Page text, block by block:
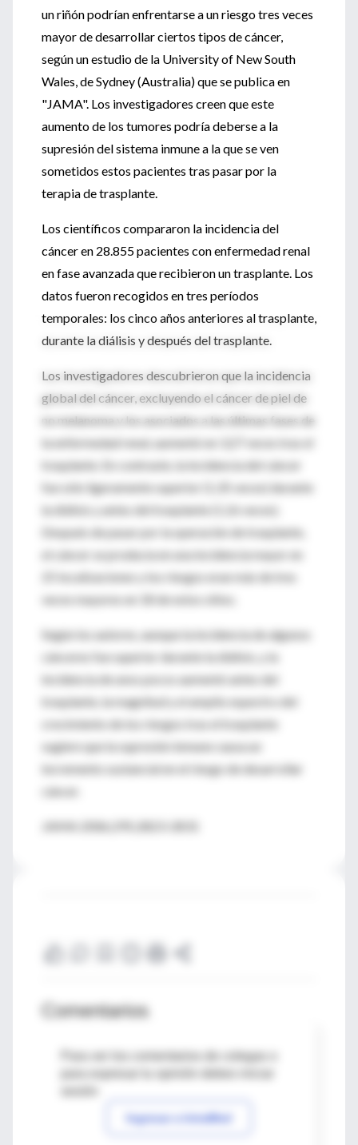
un riñón podrían enfrentarse a un riesgo tres veces
mayor de desarrollar ciertos tipos de cáncer,
según un estudio de la University of New South
Wales, de Sydney (Australia) que se publica en
"JAMA". Los investigadores creen que este
aumento de los tumores podría deberse a la
supresión del sistema inmune a la que se ven
sometidos estos pacientes tras pasar por la
terapia de trasplante.
Los científicos compararon la incidencia del
cáncer en 28.855 pacientes con enfermedad renal
en fase avanzada que recibieron un trasplante. Los
datos fueron recogidos en tres períodos
temporales: los cinco años anteriores al trasplante,
durante la diálisis y después del trasplante.
Los investigadores descubrieron que la incidencia
global del cáncer, excluyendo el cáncer de piel de
no melanoma y los asociados a las últimas fases de
la enfermedad renal, aumentó en 3,27 veces tras el
trasplante. En contraste, la incidencia del cáncer
fue sólo ligeramente superior (1,35 veces) durante
la diálisis y antes del trasplante (1,16 veces).
Después de pasar por la operación de trasplante,
el cáncer se producía en una incidencia mayor en
25 localizaciones y los riesgos eran más de tres
veces mayores en 18 de estos sitios.
Según los autores, aunque la incidencia de algunos
cánceres fue superior durante la diálisis, y la
incidencia de unos pocos aumentó antes del
trasplante, la magnitud y el amplio espectro del
crecimiento de los riesgos tras el trasplante
sugiere que la supresión inmune causa un
incremento sustancial en el riesgo de desarrollar
cáncer.
JAMA 2006;295;2823-2831
Comentarios
Para ver los comentarios de colegas o
Ingresar a IntraMed